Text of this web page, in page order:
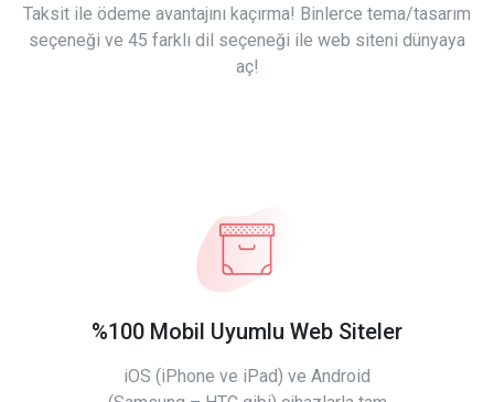
Taksit ile ödeme avantajını kaçırma! Binlerce tema/tasarım
seçeneği ve 45 farklı dil seçeneği ile web siteni dünyaya
aç!
%100 Mobil Uyumlu Web Siteler
iOS (iPhone ve iPad) ve Android